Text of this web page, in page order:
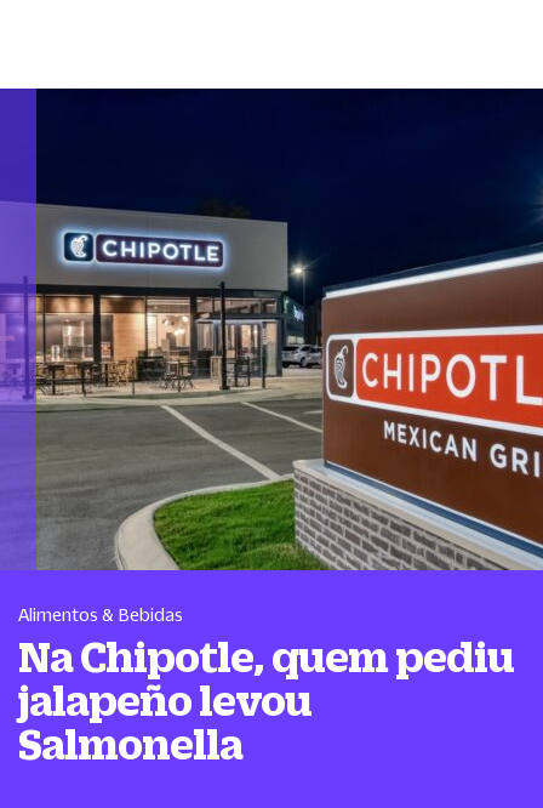
Alimentos & Bebidas
Na Chipotle, quem pediu
jalapeño levou
Salmonella